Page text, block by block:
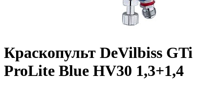
Краскопульт DeVilbiss GTi
ProLite Blue HV30 1,3+1,4